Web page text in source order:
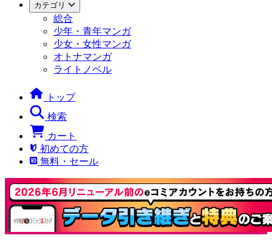
カテゴリ
総合
少年・青年マンガ
少女・女性マンガ
オトナマンガ
ライトノベル
トップ
検索
カート
初めての方
無料・セール